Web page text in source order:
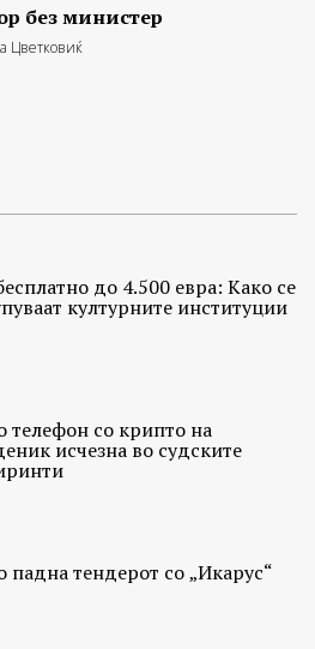
без министер
Цветковиќ
до 4.500 евра: Како се
културните институции
телефон со крипто на
исчезна во судските
падна тендерот со „Икарус“